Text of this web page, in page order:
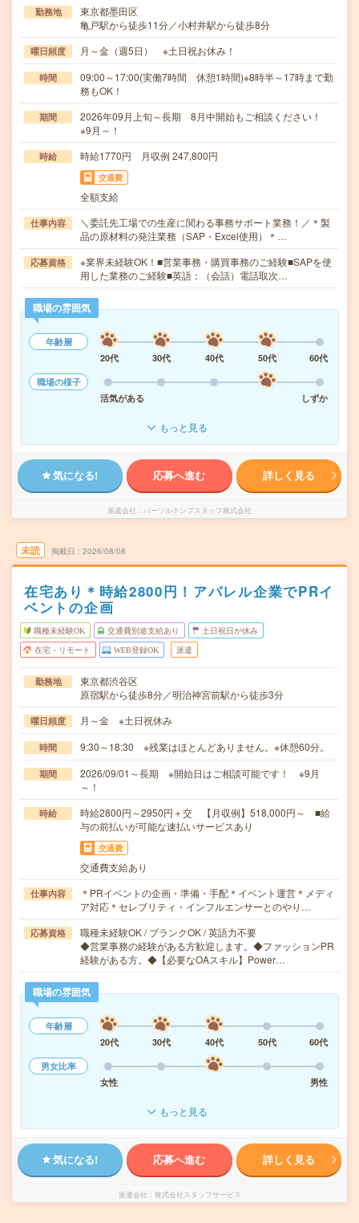
勤務地
東京都墨田区
亀戸駅から徒歩11分／小村井駅から徒歩8分
曜日頻度 月～金（週5日） ※土日祝お休み！
時間
09:00～17:00(実働7時間 休憩1時間)※8時半～17時まで勤
務もOK！
期間
2026年09月上旬～長期 8月中開始もご相談ください！
※9月～！
時給 時給1770円 月収例 247,800円
交通費
全額支給
仕事内容
＼委託先工場での生産に関わる事務サポート業務！／＊製
品の原材料の発注業務（SAP・Excel使用）＊…
応募資格
※業界未経験OK！■営業事務・購買事務のご経験■SAPを使
用した業務のご経験■英語：（会話）電話取次…
職場の雰囲気
年齢層
20代
30代 40代 50代
60代
職場の様子
活気がある
しずか
もっと見る
気になる! 応募へ進む 詳しく見る
派遣会社 パーソルテンプスタッフ株式会社
未読 掲載日 2026/08/08
在宅あり＊時給2800円！アパレル企業でPRイ
ベントの企画
職種未経験OK 交通費別途支給あり 土日祝日が休み
在宅・リモート WEB登録OK 派遣
勤務地
東京都渋谷区
原宿駅から徒歩8分／明治神宮前駅から徒歩3分
曜日頻度 月～金 ※土日祝休み
時間 9:30～18:30 ※残業はほとんどありません。※休憩60分。
期間
2026/09/01～長期 ※開始日はご相談可能です！ ※9月
～！
時給
時給2800円～2950円＋交 【月収例】518,000円～ ■給
与の前払いが可能な速払いサービスあり
交通費
交通費支給あり
仕事内容
＊PRイベントの企画・準備・手配＊イベント運営＊メディ
ア対応＊セレブリティ・インフルエンサーとのやり…
応募資格
職種未経験OK / ブランクOK / 英語力不要
◆営業事務の経験がある方歓迎します。◆ファッションPR
経験がある方。◆【必要なOAスキル】Power…
職場の雰囲気
年齢層
20代
30代 40代 50代
60代
男女比率
女性
男性
もっと見る
気になる! 応募へ進む 詳しく見る
派遣会社 株式会社スタッフサービス